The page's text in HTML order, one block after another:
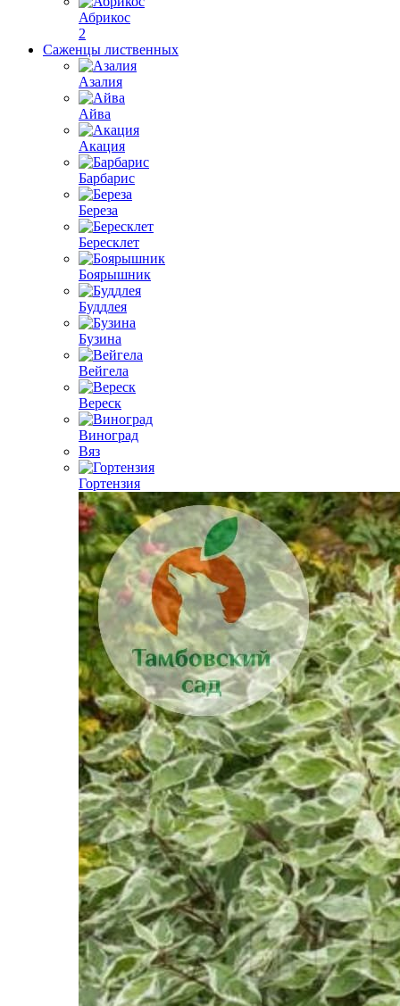
Абрикос
2
Саженцы лиственных
Азалия
Айва
Акация
Барбарис
Береза
Бересклет
Боярышник
Буддлея
Бузина
Вейгела
Вереск
Виноград
Вяз
Гортензия